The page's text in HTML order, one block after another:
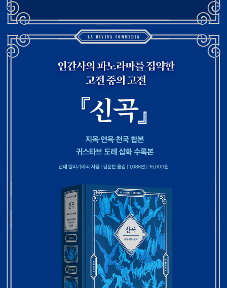
연옥
연옥의 문지기 카토는 정죄(淨罪)의 산에 오르는 것을 허락한다.
천사들이 배로 영혼들을 연옥에 내려놓은 다음 떠나고, 단테와 베
르길리우스는 험준한 영혼의 산을 오르며 파문당했던 영혼들, 죽
기 직전까지 회개를 미루다 갑작스럽게 죽음을 당한 자들을 만난
들을 아래로 안내하고, 제후들의 계곡에서 잠을 자고 일어나자 하
늘에서 루치아가 내려와 연옥의 문 앞까지 인도한다. 연옥의 첫째
둘레에는 성모 마리아와 다윗, 트라야누스 황제 등 겸손의 일화들
이 부조된 흰 대리석 절벽이 있고, 교만의 죄를 지은 영혼들이 등
에 바위를 짊어지고 온다. 질투의 죄인들이 벌받고 있는 둘째 둘
레를 지나, 오후 3시경 석양 햇살을 마주 보며 셋째 둘레로 올라
가 분노의 죄인들이 벌받고 있는 짙은 연기 속을 뚫고 나아간다.
한밤중이 되자 두 시인 앞으로 나태의 죄를 지은 영혼들이 빠르게
달려가며 죄를 씻는다. 다섯째 둘레에는 탐욕으로 인색했던 영혼
들이 땅바닥에 엎드려 속죄하고 있다. 로마 시대의 시인 스타티우
스와 함께 간 여섯째 둘레에서, 낭비의 죄를 지은 영혼들을 만난
다. 천사의 안내로 일곱째 둘레에 도착하자, 호색의 영혼들을 만
난다. 해 질 무렵 천사는 세 시인에게 불길을 뚫고 지나가라고 인
회를 열었고, 이는 도레 화랑을 여는 계기가 되었다. 도레는 1869
년 런던의 풍경을 담은 『런던: 순례여행』(London a pilgrimag
e)을 윌리엄 블랜차드 제롤드(William Blanchard Jerrold)와 공
동으로 작업했다. 삽화 180점이 들어간 이 작품은 큰 성공을 거
두었다. 특히 런던에서도 주로 가난에 찌든 지역들을 담은 삽화가
빈센트 반 고흐(Vincent van Gogh)의 관심을 끌었다. 도레를
닮고 싶어 한 반 고흐는 30여 년 후 런던의 뉴게이트 교도소를 묘
사한 도레의 판화를 바탕으로 교도소 안마당을 그리기도 했다. 훗
날 파블로 피카소(Pablo Picasso)도 도레의 세밀한 선과 터치
에 매혹되었다고 밝혔다. 이처럼 도레는 19세기 유럽에서 가장
유명한 판화가이자 삽화가였다. 그는 삽화가로서 승승장구했고
그럴수록 작품 의뢰가 빗발쳐 존 밀턴의 『실낙원』(Paradise Lo
st)등의 작품에 삽화를 그렸다. 문학 작품에 생명을 불어넣은 도
레는 ‘근대 일러스트의 아버지’ ‘19세기의 카라바조’라는 평가를
받는다. 1870년대 들어서는 회화와 조각 작업도 시작했으며 런
던으로 이주해 작품 활동을 하며 여생을 보냈다. 도레의 작품은
텍스트의 보조적인 역할에 머물던 삽화를 한 차원 승화시킴으로
써 작품 하나하나가 명화로서의 깊이와 울림을 가지며, 고전의 지
평을 새롭게 열었다는 평가를 받는다.